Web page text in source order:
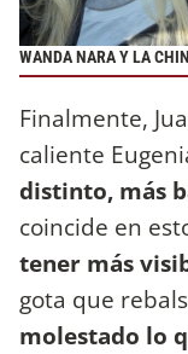
WANDA NARA Y LA
Finalmente,
caliente
distinto, más
coincide en
tener más
gota que
molestado lo